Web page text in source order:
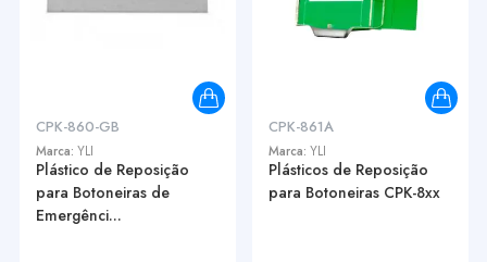
CPK-860-GB
Marca: YLI
Plástico de Reposição
para Botoneiras de
Emergênci...
CPK-861A
Marca: YLI
Plásticos de Reposição
para Botoneiras CPK-8xx